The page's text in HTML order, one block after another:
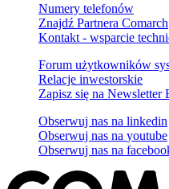
Numery telefonów
Znajdź Partnera Comarch
Kontakt - wsparcie
Forum użytkowników
Relacje inwestorskie
Zapisz się na Newsletter
Obserwuj nas na linkedin
Obserwuj nas na youtube
Obserwuj nas na